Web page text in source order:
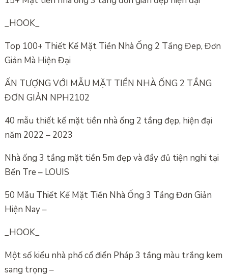
_HOOK_
Top 100+ Thiết Kế Mặt Tiền Nhà Ống 2 Tầng Đep, Đơn
Giản Mà Hiện Đại
ẤN TƯỢNG VỚI MẪU MẶT TIỀN NHÀ ỐNG 2 TẦNG
ĐƠN GIẢN NPH2102
40 mẫu thiết kế mặt tiền nhà ống 2 tầng đẹp, hiện đại
năm 2022 – 2023
Nhà ống 3 tầng mặt tiền 5m đẹp và đầy đủ tiện nghi tại
Bến Tre – LOUIS
50 Mẫu Thiết Kế Mặt Tiền Nhà Ống 3 Tầng Đơn Giản
Hiện Nay –
_HOOK_
Một số kiểu nhà phố cổ điển Pháp 3 tầng màu trắng kem
sang trọng –